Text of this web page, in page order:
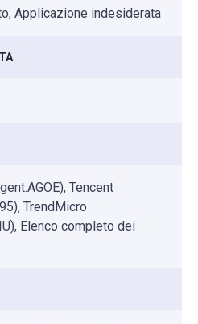
Applicazione indesiderata
Tencent
TrendMicro
Elenco completo dei